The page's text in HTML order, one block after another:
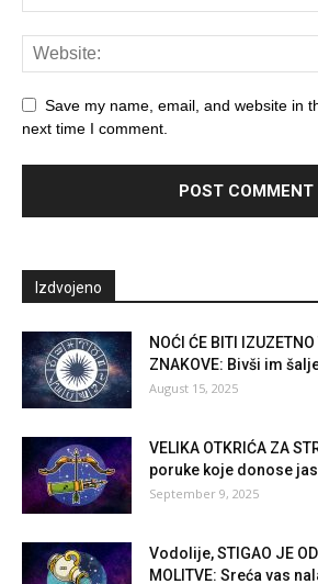
Save my name, email, and website in
next time I comment.
Izdvojeno
NOĆI ĆE BITI
ZNAKOVE: Bivši im
August 15, 2025
VELIKA OTKRIĆA ZA
poruke koje donose
September 9, 2025
Vodolije, STIGAO JE
MOLITVE: Sreća vas